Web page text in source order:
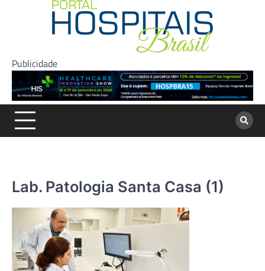
Publicidade
Lab. Patologia Santa Casa (1)